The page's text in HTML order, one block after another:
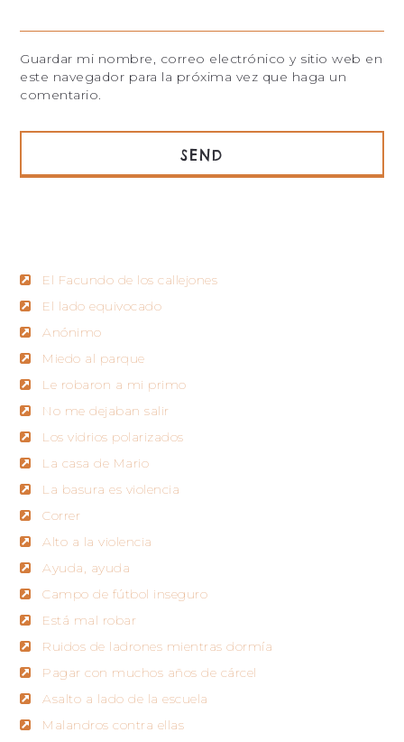
Guardar mi nombre, correo electrónico y sitio web en
este navegador para la próxima vez que haga un
comentario.
El Facundo de los callejones
El lado equivocado
Anónimo
Miedo al parque
Le robaron a mi primo
No me dejaban salir
Los vidrios polarizados
La casa de Mario
La basura es violencia
Correr
Alto a la violencia
Ayuda, ayuda
Campo de fútbol inseguro
Está mal robar
Ruidos de ladrones mientras dormía
Pagar con muchos años de cárcel
Asalto a lado de la escuela
Malandros contra ellas